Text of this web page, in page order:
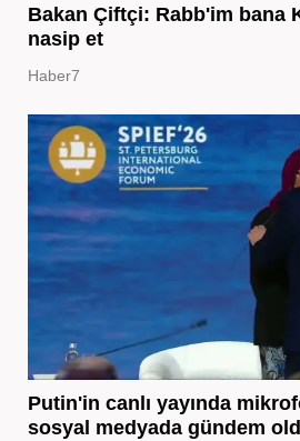
Bakan Çiftçi: Rabb'im bana
nasip et
Haber7
Putin'in canlı yayında
sosyal medyada gündem